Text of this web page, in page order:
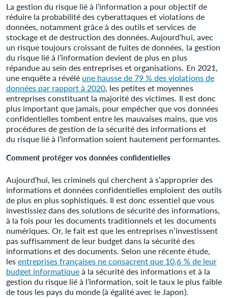
La gestion du risque lié à l’information a pour objectif de
réduire la probabilité des cyberattaques et violations de
données, notamment grâce à des outils et services de
stockage et de destruction des données. Aujourd’hui, avec
un risque toujours croissant de fuites de données, la gestion
du risque lié à l’information devient de plus en plus
répandue au sein des entreprises et organisations. En 2021,
une enquête a révélé une hausse de 79 % des violations de
données par rapport à 2020, les petites et moyennes
entreprises constituant la majorité des victimes. Il est donc
plus important que jamais, pour empêcher que vos données
confidentielles tombent entre les mauvaises mains, que vos
procédures de gestion de la sécurité des informations et
du risque lié à l’information soient hautement performantes.
Comment protéger vos données confidentielles
Aujourd’hui, les criminels qui cherchent à s’approprier des
informations et données confidentielles emploient des outils
de plus en plus sophistiqués. Il est donc essentiel que vous
investissiez dans des solutions de sécurité des informations,
à la fois pour les documents traditionnels et les documents
numériques. Or, le fait est que les entreprises n’investissent
pas suffisamment de leur budget dans la sécurité des
informations et des documents. Selon une récente étude,
lesentreprises françaises ne consacrent que 10,6 % de leur
budget informatiqueà la sécurité des informations et à la
gestion du risque lié à l’information, soit le taux le plus faible
de tous les pays du monde (à égalité avec le Japon).